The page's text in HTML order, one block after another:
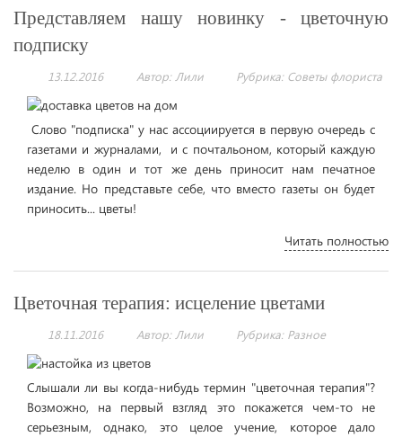
Представляем нашу новинку - цветочную
подписку
13.12.2016 Автор: Лили Рубрика: Советы флориста
Слово "подписка" у нас ассоциируется в первую очередь с
газетами и журналами, и с почтальоном, который каждую
неделю в один и тот же день приносит нам печатное
издание. Но представьте себе, что вместо газеты он будет
приносить... цветы!
Читать полностью
Цветочная терапия: исцеление цветами
18.11.2016 Автор: Лили Рубрика: Разное
Слышали ли вы когда-нибудь термин "цветочная терапия"?
Возможно, на первый взгляд это покажется чем-то не
серьезным, однако, это целое учение, которое дало